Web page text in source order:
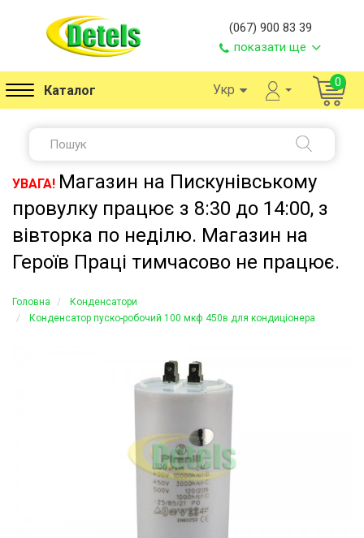
(067) 900 83 39
показати ще
Каталог Укр 0
УВАГА! Магазин на Пискунівському
провулку працює з 8:30 до 14:00, з
вівторка по неділю. Магазин на
Героїв Праці тимчасово не працює.
Головна
Конденсатори
Конденсатор пуско-робочий 100 мкф 450в для кондиціонера